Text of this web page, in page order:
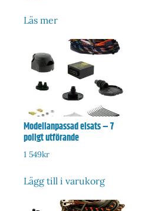
Läs mer
Modellanpassad elsats – 7
poligt utförande
1 549kr
Lägg till i varukorg